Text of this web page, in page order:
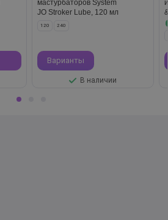
мастурбаторов System
JO Stroker Lube, 120 мл
120 240
Варианты
В наличии